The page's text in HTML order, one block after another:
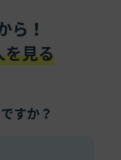
ら！
を見る
すか？